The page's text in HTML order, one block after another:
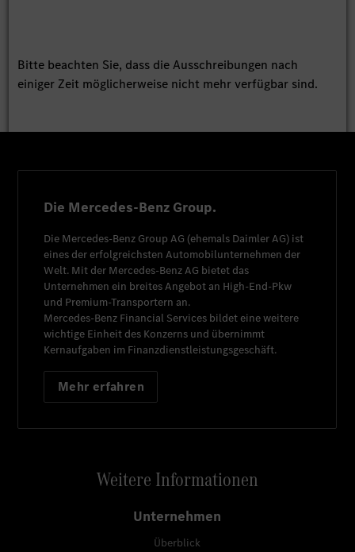
Bitte beachten Sie, dass die Ausschreibungen nach
einiger Zeit möglicherweise nicht mehr verfügbar sind.
Die Mercedes-Benz Group.
Die Mercedes-Benz Group AG (ehemals Daimler AG) ist
eines der erfolgreichsten Automobilunternehmen der
Welt. Mit der Mercedes-Benz AG bietet das
Unternehmen ein breites Angebot an High-End-Pkw
und Premium-Transportern an.
Mercedes-Benz Financial Services bildet eine weitere
wichtige Einheit des Konzerns und übernimmt
Kernaufgaben im Finanzdienstleistungsgeschäft.
Mehr erfahren
Weitere Informationen
Unternehmen
Überblick